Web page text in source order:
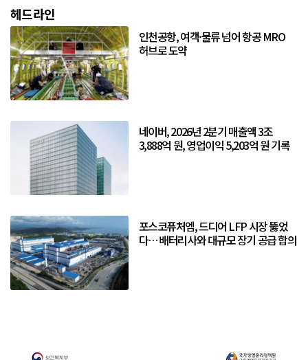
헤드라인
인천공항, 여객·물류 넘어 항공 MRO
허브로 도약
네이버, 2026년 2분기 매출액 3조
3,888억 원, 영업이익 5,203억 원 기록
포스코퓨처엠, 드디어 LFP 시장 뚫었
다… 배터리사와 대규모 장기 공급 합의